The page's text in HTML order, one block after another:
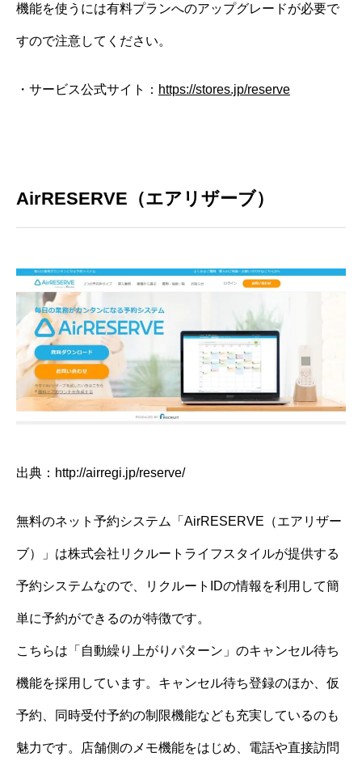
機能を使うには有料プランへのアップグレードが必要で
すので注意してください。
・サービス公式サイト： https://stores.jp/reserve
AirRESERVE（エアリザーブ）
出典：http://airregi.jp/reserve/
無料のネット予約システム「AirRESERVE（エアリザー
ブ）」は株式会社リクルートライフスタイルが提供する
予約システムなので、リクルートIDの情報を利用して簡
単に予約ができるのが特徴です。
こちらは「自動繰り上がりパターン」のキャンセル待ち
機能を採用しています。キャンセル待ち登録のほか、仮
予約、同時受付予約の制限機能なども充実しているのも
魅力です。店舗側のメモ機能をはじめ、電話や直接訪問